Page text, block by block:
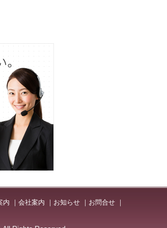
内 会社案内 お知らせ
お問合せ